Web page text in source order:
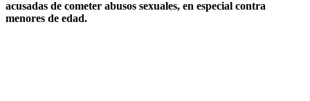
acusadas de cometer abusos sexuales, en especial contra
menores de edad.